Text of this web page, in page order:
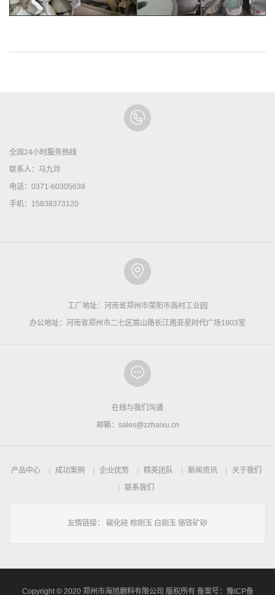
全国24小时服务热线
联系人：马九玲
电话：0371-60305639
手机：15838373120
工厂地址：河南省郑州市荥阳市高村工业园
办公地址：河南省郑州市二七区嵩山路长江路亚星时代广场1903室
在线与我们沟通
邮箱：sales@zzhaixu.cn
产品中心 成功案例 企业优势 精英团队 新闻资讯
关于我们
联系我们
友情链接： 碳化硅 棕刚玉 白刚玉 铬铁矿砂
Copyright © 2020 郑州市海旭磨料有限公司 版权所有 备案号： 豫ICP备